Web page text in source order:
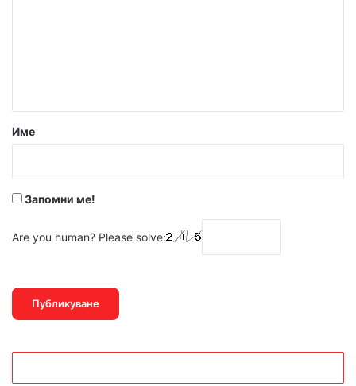
р
Име
Запомни ме!
Are you human? Please solve: